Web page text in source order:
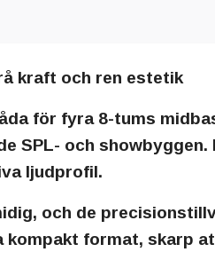
kraft och ren estetik
för fyra 8-tums
och showbyggen.
ljudprofil.
och de
format, skarp